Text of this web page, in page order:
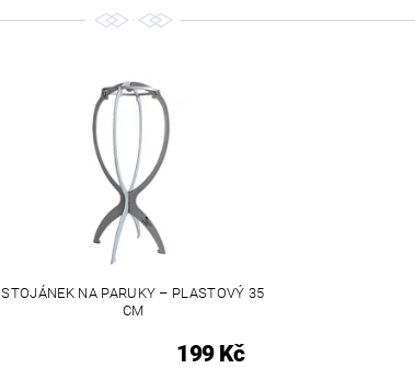
STOJÁNEK NA PARUKY – PLASTOVÝ 35
CM
199 Kč